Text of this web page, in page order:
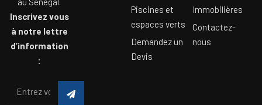
Inscrivez vous
à notre lettre
d’information
:
Piscines et
espaces verts
Demandez un
Devis
Immobilières
Contactez-
nous